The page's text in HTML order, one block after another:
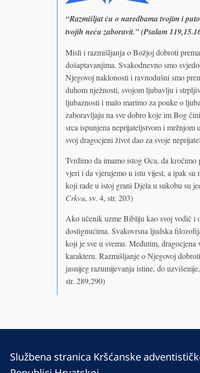
“Razmišljat ću o naredbama tvojim i
tvojih neću zaboravit.” (Psalam
Misli i razmišljanja o Božjoj dobroti
došaptavanjima. Svakodnevno smo
Njegovoj naklonosti i ravnodušni smo
duhom nježnosti, svojom ljubavlju i
ljubaznosti i malo marimo za pouke o
zaboravljaju na sve dobro koje im Bog
srca ispunjena neprijateljstvom i
svoj dragocjeni život dao za svoje
Tvrdimo da imamo istog Oca, da kročimo
vjeri i da vjerujemo u istu vijest, a ipak
koji rade u istoj grani Djela u sukobu su
Crkvu, sv. 4, str. 203)
Ako učenik uzme Bibliju kao svoj vodič i
dostignućima. Svakovrsna ljudska
koji je sve u svemu. Međutim,
karakteru. Razmišljanje o Njegovoj
jasnijeg razumijevanja istine, do
str. 289,290)
Službena stranica Kršćanske